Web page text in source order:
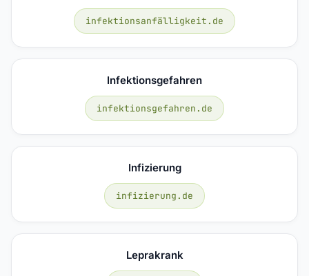
infektionsanfälligkeit.de
Infektionsgefahren
infektionsgefahren.de
Infizierung
infizierung.de
Leprakrank